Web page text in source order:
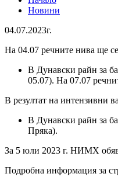
Новини
04.07.2023г.
На 04.07 речните нива ще
В Дунавски райн за
05.07). На 07.07
В резултат на интензивни
В Дунавски райн за
Пряка).
За 5 юли 2023 г. НИМХ
Подробна информация за